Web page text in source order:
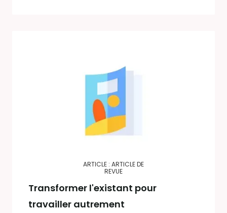
ARTICLE : ARTICLE DE
REVUE
Transformer l'existant pour
travailler autrement